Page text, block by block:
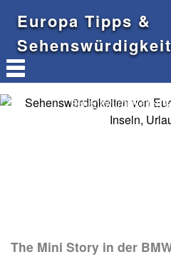
Europa Tipps &
Sehenswürdigkeiten
The Mini Story in der